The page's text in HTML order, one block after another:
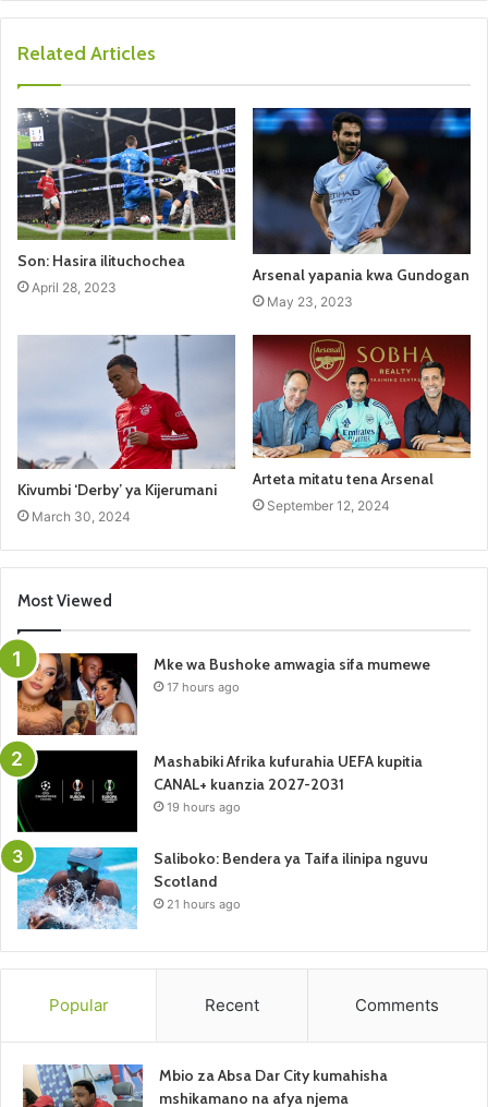
Related Articles
Son: Hasira ilituchochea
April 28, 2023
Arsenal yapania kwa Gundogan
May 23, 2023
Kivumbi ‘Derby’ ya Kijerumani
March 30, 2024
Arteta mitatu tena Arsenal
September 12, 2024
Most Viewed
Mke wa Bushoke amwagia sifa mumewe
17 hours ago
Mashabiki Afrika kufurahia UEFA kupitia
CANAL+ kuanzia 2027-2031
19 hours ago
Saliboko: Bendera ya Taifa ilinipa nguvu
Scotland
21 hours ago
Popular Recent Comments
Mbio za Absa Dar City kumahisha
mshikamano na afya njema